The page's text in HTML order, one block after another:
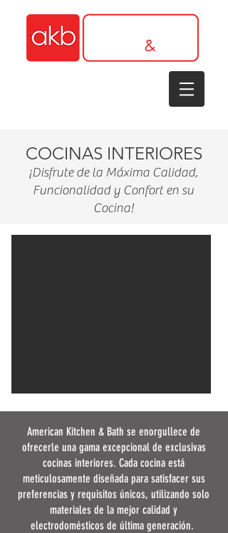
COCINAS INTERIORES
¡Disfrute de la Máxima Calidad,
Funcionalidad y Confort en su
Cocina!
American Kitchen & Bath se enorgullece de
ofrecerle una gama excepcional de exclusivas
cocinas interiores. Cada cocina está
meticulosamente diseñada para satisfacer sus
preferencias y requisitos únicos, utilizando solo
materiales de la mejor calidad y
electrodomésticos de última generación. ​